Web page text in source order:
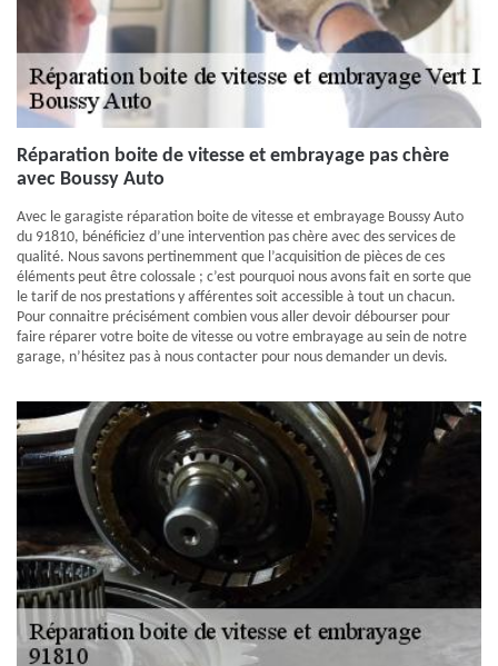
Réparation boite de vitesse et embrayage pas chère
avec Boussy Auto
Avec le garagiste réparation boite de vitesse et embrayage Boussy Auto
du 91810, bénéficiez d’une intervention pas chère avec des services de
qualité. Nous savons pertinemment que l’acquisition de pièces de ces
éléments peut être colossale ; c’est pourquoi nous avons fait en sorte que
le tarif de nos prestations y afférentes soit accessible à tout un chacun.
Pour connaitre précisément combien vous aller devoir débourser pour
faire réparer votre boite de vitesse ou votre embrayage au sein de notre
garage, n’hésitez pas à nous contacter pour nous demander un devis.